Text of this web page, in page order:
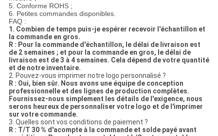
5. Conforme ROHS ;
6. Petites commandes disponibles.
FAQ :
1. Combien de temps puis-je espérer recevoir l'échantillon et
la commande en gros.
R : Pour la commande d'échantillon, le délai de livraison est
de 2 semaines ; et pour la commande en gros, le délai de
livraison est de 3 à 4 semaines. Cela dépend de votre quantité
et de notre inventaire.
2. Pouvez-vous imprimer notre logo personnalisé ?
R : Oui, bien sûr. Nous avons une équipe de conception
professionnelle et des lignes de production complètes.
Fournissez-nous simplement les détails de l'exigence, nous
serons heureux de personnaliser votre logo et de l'imprimer
sur votre commande.
3. Quelles sont vos conditions de paiement ?
R : T/T 30 % d'acompte à la commande et solde payé avant